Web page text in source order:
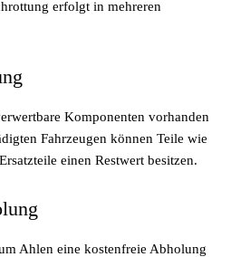
erfolgt in mehreren
Komponenten vorhanden
Fahrzeugen können Teile wie
einen Restwert besitzen.
Ahlen eine kostenfreie Abholung